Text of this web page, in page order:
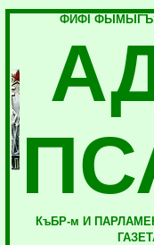
ФИФI
КъБР-м И